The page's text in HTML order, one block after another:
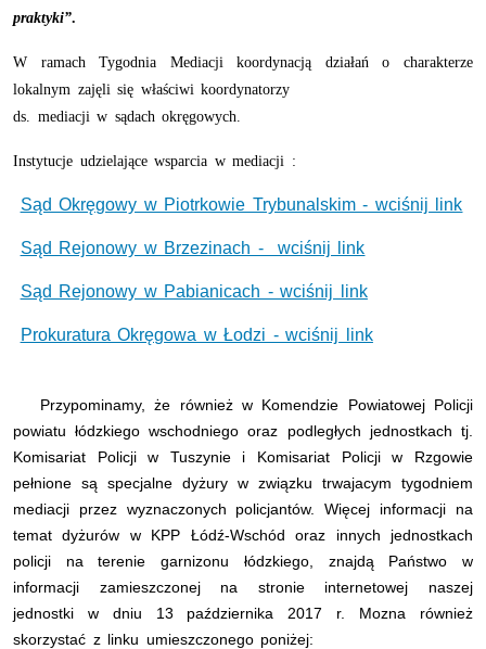
praktyki”.
W ramach Tygodnia Mediacji koordynacją działań o charakterze
lokalnym zajęli się właściwi koordynatorzy
ds. mediacji w sądach okręgowych.
Instytucje udzielające wsparcia w mediacji :
Sąd Okręgowy w Piotrkowie Trybunalskim - wciśnij link
Sąd Rejonowy w Brzezinach - wciśnij link
Sąd Rejonowy w Pabianicach - wciśnij link
Prokuratura Okręgowa w Łodzi - wciśnij link
Przypominamy, że również w Komendzie Powiatowej Policji
powiatu łódzkiego wschodniego oraz podległych jednostkach tj.
Komisariat Policji w Tuszynie i Komisariat Policji w Rzgowie
pełnione są specjalne dyżury w związku trwajacym tygodniem
mediacji przez wyznaczonych policjantów. Więcej informacji na
temat dyżurów w KPP Łódź-Wschód oraz innych jednostkach
policji na terenie garnizonu łódzkiego, znajdą Państwo w
informacji zamieszczonej na stronie internetowej naszej
jednostki w dniu 13 października 2017 r. Mozna również
skorzystać z linku umieszczonego poniżej: